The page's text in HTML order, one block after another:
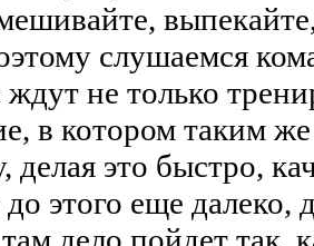
слушаемся
не только
в котором таким
делая это быстро,
этого еще далеко,